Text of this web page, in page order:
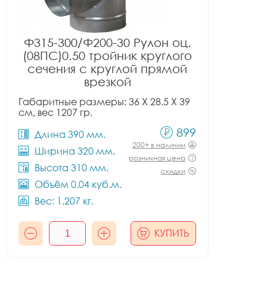
Ф315-300/Ф200-30 Рулон оц.
(08ПС)0.50 тройник круглого
сечения с круглой прямой
врезкой
Габаритные размеры: 36 X 28.5 X 39
см, вес 1207 гр.
Длина 390 мм.
Ширина 320 мм.
Высота 310 мм.
Объём 0.04 куб.м.
Вес: 1.207 кг.
899
200+ в наличии
розничная цена
скидки
КУПИТЬ